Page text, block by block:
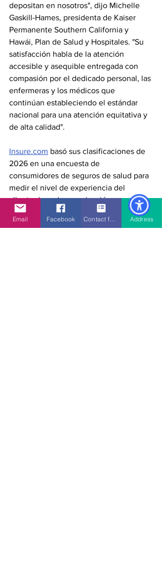
depositan en nosotros", dijo Michelle
Gaskill-Hames, presidenta de Kaiser
Permanente Southern California y
Hawái, Plan de Salud y Hospitales. "Su
satisfacción habla de la atención
accesible y asequible entregada con
compasión por el dedicado personal, las
enfermeras y los médicos que
continúan estableciendo el estándar
nacional para una atención equitativa y
de alta calidad".
Insure.com basó sus clasificaciones de
2026 en una encuesta de
consumidores de seguros de salud para
medir el nivel de experiencia del
cliente de cada organización y sus
ofertas de pólizas.
Email Facebook Contact form Address